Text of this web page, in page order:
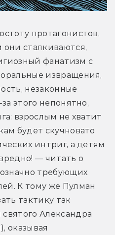
протагонистов,
сталкиваются,
фанатизм с
извращения,
незаконные
этого непонятно,
взрослым не хватит
будет скучновато
интриг, а детям
— читать о
требующих
К тому же Пулман
тактику так
Александра
оказывая